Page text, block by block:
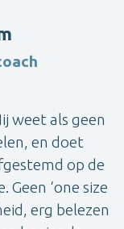
weet als geen
en doet
op de
Geen ‘one size
erg belezen